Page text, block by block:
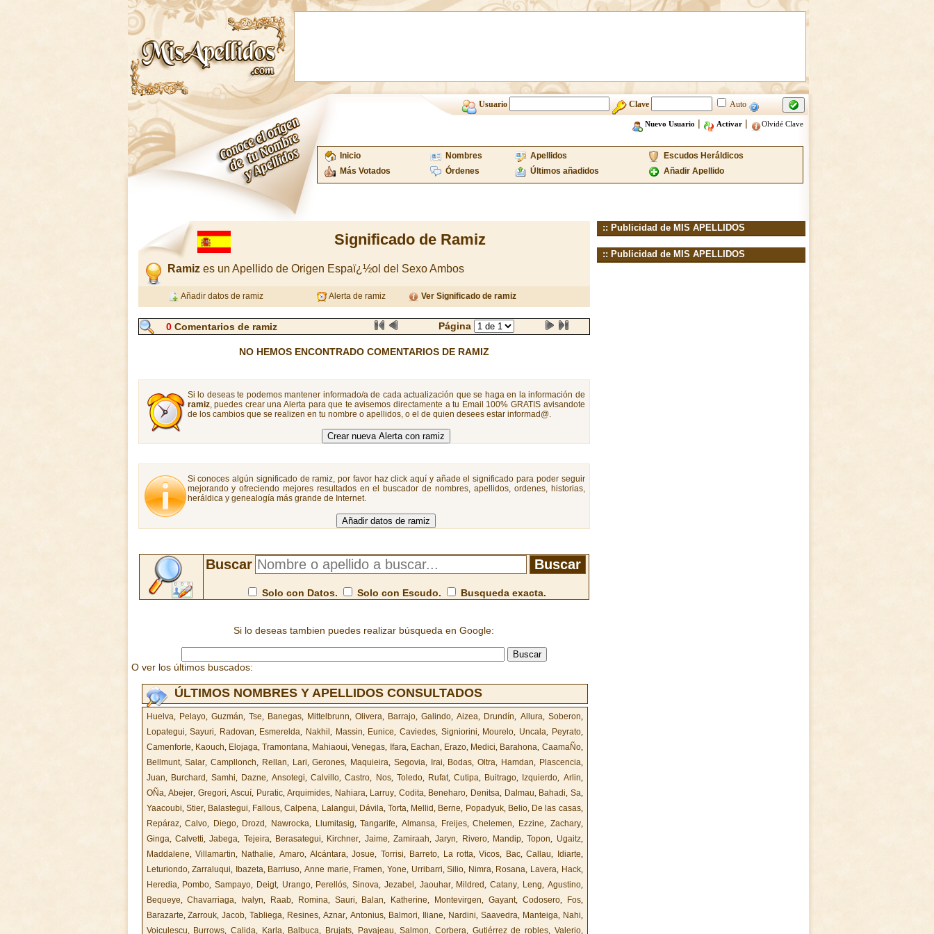
Usuario Clave Auto
Nuevo Usuario | Activar| Olvidé Clave
Inicio Nombres Apellidos
Escudos Heráldicos
Más Votados
Órdenes Últimos añadidos Añadir Apellido
Significado de Ramiz
Ramiz es un Apellido de Origen Espaï¿½ol del Sexo Ambos
Añadir datos de ramiz Alerta de ramiz Ver Significado de ramiz
0Comentarios de ramiz Página
NO HEMOS ENCONTRADO COMENTARIOS DE RAMIZ
Si lo deseas te podemos mantener informado/a de cada actualización que se haga en la información de
ramiz, puedes crear una Alerta para que te avisemos directamente a tu Email 100% GRATIS avisandote
de los cambios que se realizen en tu nombre o apellidos, o el de quien desees estar informad@.
Si conoces algún significado de ramiz, por favor haz click aquí y añade el significado para poder seguir
mejorando y ofreciendo mejores resultados en el buscador de nombres, apellidos, ordenes, historias,
heráldica y genealogía más grande de Internet.
Buscar
Solo con Datos. Solo con Escudo. Busqueda exacta.
Si lo deseas tambien puedes realizar búsqueda en Google:
O ver los últimos buscados:
ÚLTIMOS NOMBRES Y APELLIDOS CONSULTADOS
Huelva, Pelayo, Guzmán, Tse, Banegas, Mittelbrunn,Olivera, Barrajo,Galindo,Aizea, Drundín, Allura, Soberon,
Lopategui,Sayuri, Radovan, Esmerelda, Nakhil, Massin, Eunice, Caviedes, Signiorini, Mourelo, Uncala, Peyrato,
Camenforte, Kaouch, Elojaga,Tramontana, Mahiaoui,Venegas, Ifara, Eachan, Erazo, Medici, Barahona, CaamaÑo,
Bellmunt,Salar, Campllonch, Rellan, Lari,Gerones, Maquieira, Segovia, Irai, Bodas, Oltra, Hamdan, Plascencia,
Juan, Burchard, Samhi, Dazne,Ansotegi,Calvillo,Castro, Nos, Toledo, Rufat,Cutipa, Buitrago, Izquierdo, Arlin,
OÑa,Abejer, Gregori,Ascuí, Puratic,Arquimides, Nahiara, Larruy, Codita, Beneharo, Denitsa, Dalmau, Bahadi, Sa,
Yaacoubi, Stier, Balastegui, Fallous,Calpena, Lalangui, Dávila,Torta, Mellid, Berne, Popadyuk, Belio, De las casas,
Repáraz,Calvo, Diego, Drozd, Nawrocka, Llumitasig,Tangarife, Almansa, Freijes,Chelemen, Ezzine, Zachary,
Ginga, Calvetti,Jabega, Tejeira, Berasategui, Kirchner, Jaime, Zamiraah,Jaryn, Rivero, Mandip,Topon, Ugaitz,
Maddalene, Villamartin, Nathalie, Amaro,Alcántara,Josue, Torrisi, Barreto, La rotta,Vicos, Bac,Callau, Idiarte,
Leturiondo,Zarraluqui, Ibazeta, Barriuso, Anne marie, Framen, Yone, Urribarri,Silio, Nimra, Rosana, Lavera, Hack,
Heredia, Pombo, Sampayo, Deigt, Urango, Perellós, Sinova, Jezabel , Jaouhar, Mildred, Catany, Leng, Agustino,
Bequeye,Chavarriaga, Ivalyn, Raab, Romina, Sauri, Balan, Katherine, Montevirgen, Gayant, Codosero, Fos,
Barazarte,Zarrouk,Jacob,Tabliega, Resines,Aznar,Antonius, Balmori, Iliane, Nardini, Saavedra, Manteiga, Nahi,
Voiculescu, Burrows, Calida, Karla, Balbuca, Brujats, Pavajeau,Salmon, Corbera, Gutiérrez de robles, Valerio,
:: Publicidad de MIS APELLIDOS
:: Publicidad de MIS APELLIDOS